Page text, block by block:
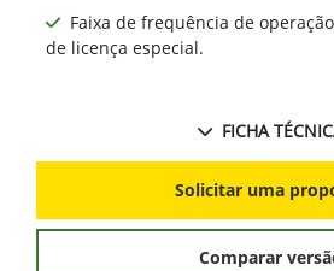
Faixa de frequência de
de licença especial.
FICHA
Solicitar uma
Comparar